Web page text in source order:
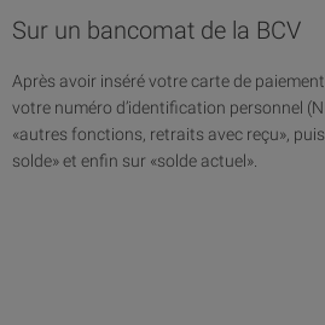
Sur un bancomat de la BCV
Après avoir inséré votre carte de
votre numéro d’identification personnel
«autres fonctions, retraits avec reçu»,
solde» et enfin sur «solde actuel».